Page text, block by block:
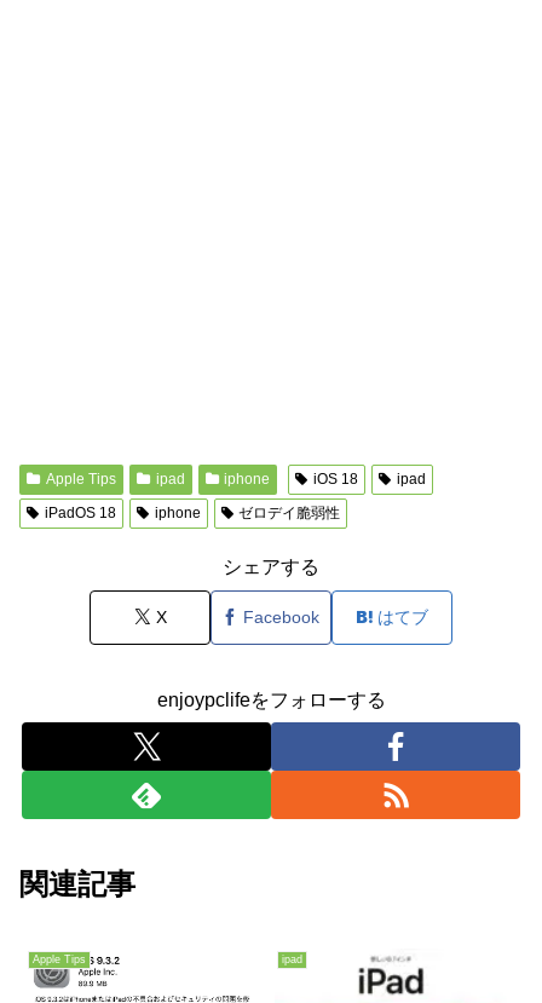
Apple Tips ipad iphone iOS 18
ipad
iPadOS 18
iphone ゼロデイ脆弱性
シェアする
X Facebook はてブ
enjoypclifeをフォローする
関連記事
Apple Tips ipad